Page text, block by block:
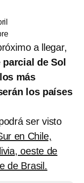
a llegar,
de Sol
los más
los países
ser visto
en Chile,
oeste de
de Brasil.